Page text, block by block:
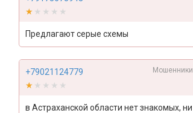
★★★★★
★★★★★
Предлагают серые схемы
+79021124779 Мошенники
★★★★★
★★★★★
в Астраханской области нет знакомых, ни